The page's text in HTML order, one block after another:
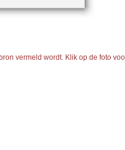
vermeld wordt. Klik op de foto